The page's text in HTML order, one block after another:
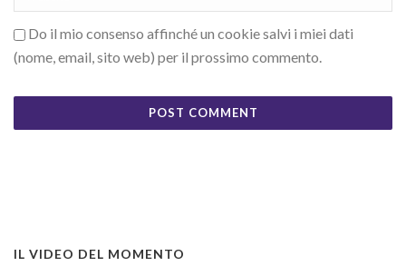
Do il mio consenso affinché un cookie salvi i miei dati
(nome, email, sito web) per il prossimo commento.
IL VIDEO DEL MOMENTO